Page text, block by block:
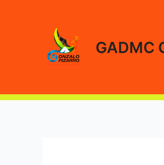
GADMC